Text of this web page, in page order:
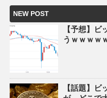
NEW POST
【予想】ビ
うｗｗｗｗ
【話題】ビ